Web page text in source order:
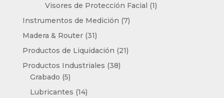
producto
Visores de Protección Facial 11
Instrumentos de Medición 77
Madera & Router 3131
productos
Productos de Liquidación 2121
Productos Industriales 3838
Grabado 55
productos
Lubricantes 1414